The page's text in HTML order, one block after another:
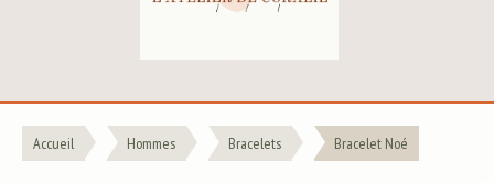
Accueil Hommes Bracelets Bracelet Noé